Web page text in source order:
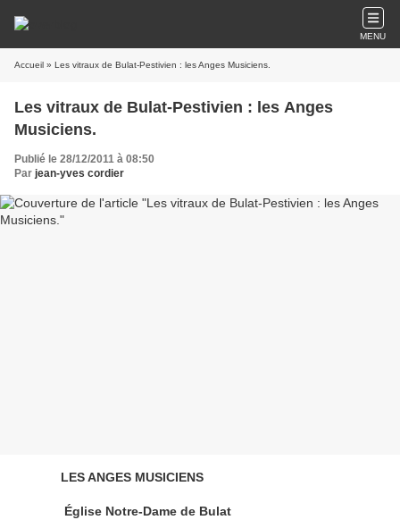
MENU
Accueil » Les vitraux de Bulat-Pestivien : les Anges Musiciens.
Les vitraux de Bulat-Pestivien : les Anges
Musiciens.
Publié le 28/12/2011 à 08:50
Par jean-yves cordier
LES ANGES MUSICIENS
Église Notre-Dame de Bulat